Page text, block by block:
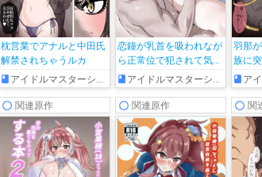
枕営業でアナルと中田氏
解禁されちゃうルカ
アイドルマスターシャイニーカラーズ
恋鐘が乳首を吸われなが
ら正常位で犯されて気持
ちよくなっちゃう!!
アイドルマスターシャイニーカラーズ
羽那
族に
アイド
関連原作 関連原作 関